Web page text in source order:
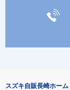
スズキ自販長崎ホーム